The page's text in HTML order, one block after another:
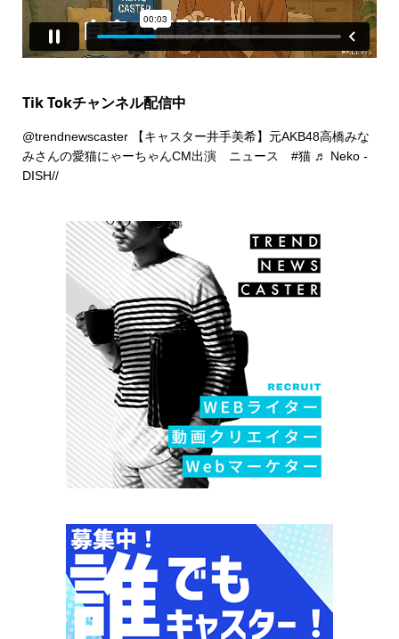
Tik Tokチャンネル配信中
@trendnewscaster【キャスター井手美希】元AKB48高橋みな
みさんの愛猫にゃーちゃんCM出演 ニュース #猫 ♬ Neko -
DISH//